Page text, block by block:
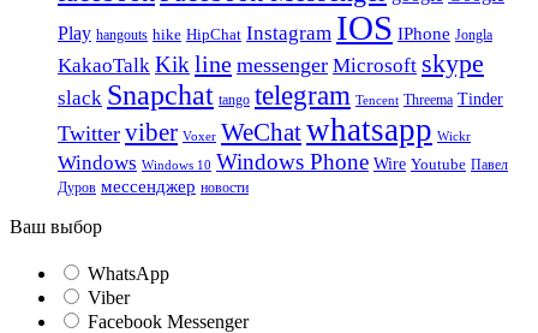
Play hangouts hike HipChat Instagram IOS IPhone Jongla
KakaoTalk Kik line messenger Microsoft skype
slack Snapchat tango telegram Tencent Threema Tinder
Twitter viber Voxer WeChatwhatsapp Wickr
Windows Windows 10 Windows Phone Wire Youtube Павел
Дуров мессенджер новости
Ваш выбор
WhatsApp
Viber
Facebook Messenger